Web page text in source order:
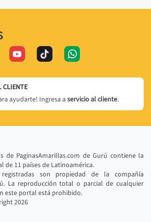
CLIENTE
ayudarte! Ingresa a servicio al cliente.
de PaginasAmarillas.com de Gurú contiene la
de 11 países de Latinoamérica.
son propiedad de la compañía
La reproducción total o parcial de cualquier
este portal está prohibido.
2026